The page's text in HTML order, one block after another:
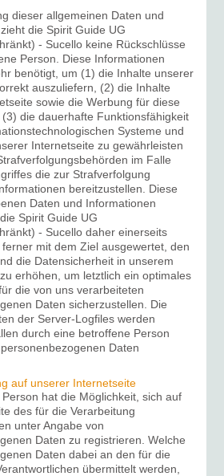
dieser allgemeinen Daten und
die Spirit Guide UG
- Sucello keine Rückschlüsse
Person. Diese Informationen
benötigt, um (1) die Inhalte unserer
auszuliefern, (2) die Inhalte
sowie die Werbung für diese
die dauerhafte Funktionsfähigkeit
Systeme und
Internetseite zu gewährleisten
im Falle
die zur Strafverfolgung
bereitzustellen. Diese
Daten und Informationen
Spirit Guide UG
- Sucello daher einerseits
mit dem Ziel ausgewertet, den
die Datensicherheit in unserem
erhöhen, um letztlich ein optimales
die von uns verarbeiteten
Daten sicherzustellen. Die
der Server-Logfiles werden
durch eine betroffene Person
Daten
auf unserer Internetseite
hat die Möglichkeit, sich auf
des für die Verarbeitung
unter Angabe von
Daten zu registrieren. Welche
Daten dabei an den für die
übermittelt werden,